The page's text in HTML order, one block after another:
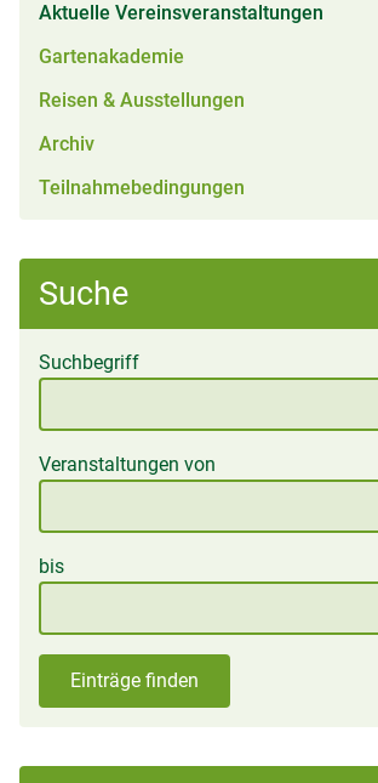
Aktuelle Vereinsveranstaltungen
Gartenakademie
Reisen & Ausstellungen
Archiv
Teilnahmebedingungen
Suche
Suchbegriff
Veranstaltungen von
bis
Einträge finden